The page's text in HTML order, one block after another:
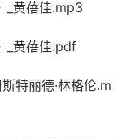
_黄蓓佳.mp3
_黄蓓佳.pdf
特丽德·林格伦.m